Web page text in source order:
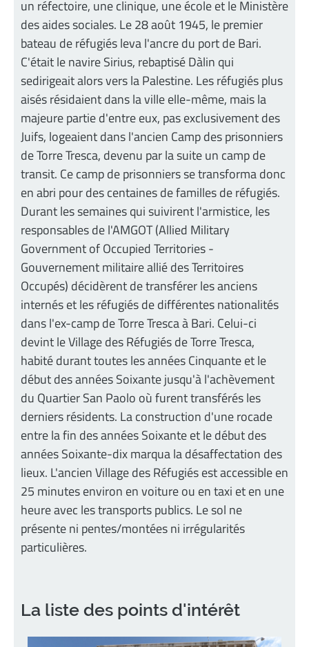
un réfectoire, une clinique, une école et le Ministère
des aides sociales. Le 28 août 1945, le premier
bateau de réfugiés leva l'ancre du port de Bari.
C'était le navire Sirius, rebaptisé Dàlin qui
sedirigeait alors vers la Palestine. Les réfugiés plus
aisés résidaient dans la ville elle-même, mais la
majeure partie d'entre eux, pas exclusivement des
Juifs, logeaient dans l'ancien Camp des prisonniers
de Torre Tresca, devenu par la suite un camp de
transit. Ce camp de prisonniers se transforma donc
en abri pour des centaines de familles de réfugiés.
Durant les semaines qui suivirent l'armistice, les
responsables de l'AMGOT (Allied Military
Government of Occupied Territories -
Gouvernement militaire allié des Territoires
Occupés) décidèrent de transférer les anciens
internés et les réfugiés de différentes nationalités
dans l'ex-camp de Torre Tresca à Bari. Celui-ci
devint le Village des Réfugiés de Torre Tresca,
habité durant toutes les années Cinquante et le
début des années Soixante jusqu'à l'achèvement
du Quartier San Paolo où furent transférés les
derniers résidents. La construction d'une rocade
entre la fin des années Soixante et le début des
années Soixante-dix marqua la désaffectation des
lieux. L'ancien Village des Réfugiés est accessible en
25 minutes environ en voiture ou en taxi et en une
heure avec les transports publics. Le sol ne
présente ni pentes/montées ni irrégularités
particulières.
La liste des points d'intérêt